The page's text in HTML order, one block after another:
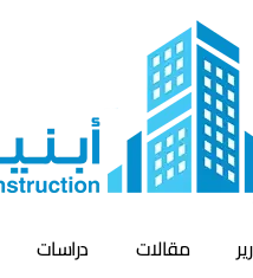
مقالات دراسات